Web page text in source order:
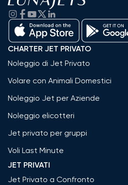
CHARTER JET PRIVATO
Noleggio di Jet Privato
Volare con Animali Domestici
Noleggio Jet per Aziende
Noleggio elicotteri
Jet privato per gruppi
Voli Last Minute
JET PRIVATI
Jet Privato a Confronto